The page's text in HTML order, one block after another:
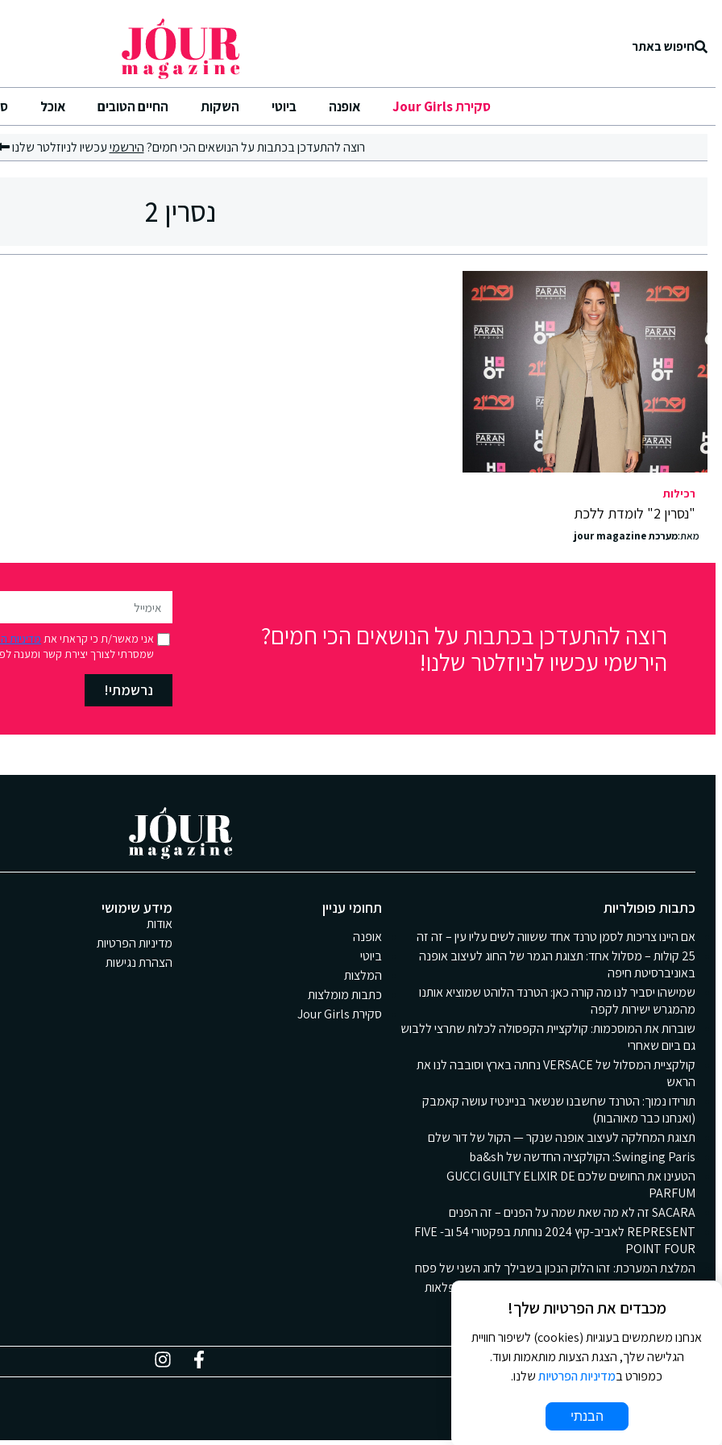
חיפוש באתר
סקירת Jour Girls אופנה ביוטי השקות החיים הטובים אוכל
רוצה להתעדכן בכתבות על הנושאים הכי חמים?הירשמיעכשיו לניוזלטר שלנו
נסרין 2
רכילות
"נסרין 2" לומדת ללכת
מאת:מערכת jour magazine
רוצה להתעדכן בכתבות על הנושאים הכי חמים?
הירשמי עכשיו לניוזלטר שלנו!
אני מאשר/ת כי קראתי את מדיניות
שמסרתי לצורך יצירת קשר ומענה
נרשמתי!
כתבות פופולריות
אם היינו צריכות לסמן טרנד אחד ששווה לשים עליו עין – זה זה
25 קולות – מסלול אחד: תצוגת הגמר של החוג לעיצוב אופנה
באוניברסיטת חיפה
שמישהו יסביר לנו מה קורה כאן: הטרנד הלוהט שמוציא אותנו
מהמגרש ישירות לקפה
שוברות את המוסכמות: קולקציית הקפסולה לכלות שתרצי ללבוש
גם ביום שאחרי
קולקציית המסלול של VERSACE נחתה בארץ וסובבה לנו את
הראש
תורידו נמוך: הטרנד שחשבנו שנשאר בניינטיז עושה קאמבק
(ואנחנו כבר מאוהבות)
תצוגת המחלקה לעיצוב אופנה שנקר — הקול של דור שלם
Swinging Paris: הקולקציה החדשה של ba&sh
הטעינו את החושים שלכם GUCCI GUILTY ELIXIR DE
PARFUM
SACARA זה לא מה שאת שמה על הפנים – זה הפנים
REPRESENT לאביב-קיץ 2024 נוחתת בפקטורי 54 וב- FIVE
POINT FOUR
המלצת המערכת: זהו הלוק הנכון בשבילך לחג השני של פסח
קולקציית הקינוחים החורפית החדשה של גולדה: ארץ פלאות
חורפית ומתוקה
תחומי עניין
אופנה
ביוטי
המלצות
כתבות מומלצות
סקירת Jour Girls
מידע שימושי
אודות
מדיניות הפרטיות
הצהרת נגישות
מכבדים את הפרטיות שלך!
אנחנו משתמשים בעוגיות (cookies) לשיפור חוויית
הגלישה שלך, הצגת הצעות מותאמות ועוד.
כמפורט במדיניות הפרטיותשלנו.
הבנתי